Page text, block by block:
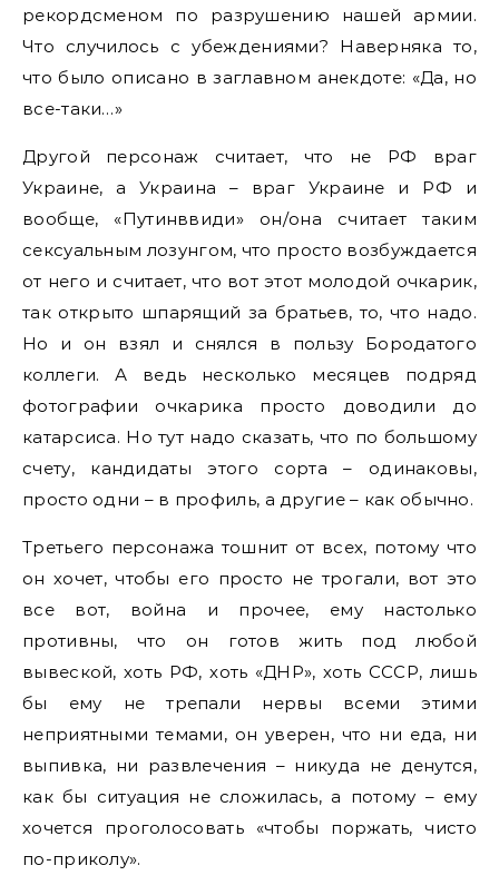
рекордсменом по разрушению нашей армии.
Что случилось с убеждениями? Наверняка то,
что было описано в заглавном анекдоте: «Да, но
все-таки…»
Другой персонаж считает, что не РФ враг
Украине, а Украина – враг Украине и РФ и
вообще, «Путинввиди» он/она считает таким
сексуальным лозунгом, что просто возбуждается
от него и считает, что вот этот молодой очкарик,
так открыто шпарящий за братьев, то, что надо.
Но и он взял и снялся в пользу Бородатого
коллеги. А ведь несколько месяцев подряд
фотографии очкарика просто доводили до
катарсиса. Но тут надо сказать, что по большому
счету, кандидаты этого сорта – одинаковы,
просто одни – в профиль, а другие – как обычно.
Третьего персонажа тошнит от всех, потому что
он хочет, чтобы его просто не трогали, вот это
все вот, война и прочее, ему настолько
противны, что он готов жить под любой
вывеской, хоть РФ, хоть «ДНР», хоть СССР, лишь
бы ему не трепали нервы всеми этими
неприятными темами, он уверен, что ни еда, ни
выпивка, ни развлечения – никуда не денутся,
как бы ситуация не сложилась, а потому – ему
хочется проголосовать «чтобы поржать, чисто
по-приколу».